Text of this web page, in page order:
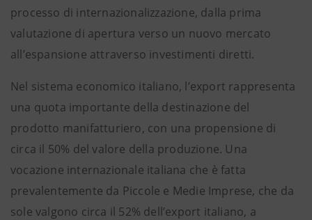
processo di internazionalizzazione, dalla prima
valutazione di apertura verso un nuovo mercato
all’espansione attraverso investimenti diretti.
Nel sistema economico italiano, l’export rappresenta
una quota importante della destinazione del
prodotto manifatturiero, con una propensione di
circa il 50% del valore della produzione. Una
vocazione internazionale italiana che è fatta
prevalentemente da Piccole e Medie Imprese, che da
sole valgono circa il 52% dell’export italiano, a